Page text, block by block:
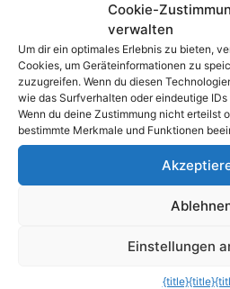
Passend zum
Linux: Warum du top
htop oder…
Schluss mit Zwangs-
du Windows…
Gaming-Spritze: So
Maximale Urlaubstage
Cookie-
verwalten
Um dir ein optimales Erlebnis zu bieten,
Cookies, um Geräteinformationen zu
zuzugreifen. Wenn du diesen
wie das Surfverhalten oder eindeutige
Wenn du deine Zustimmung nicht erteilst
bestimmte Merkmale und Funktionen
Einstellungen
{title}{title}